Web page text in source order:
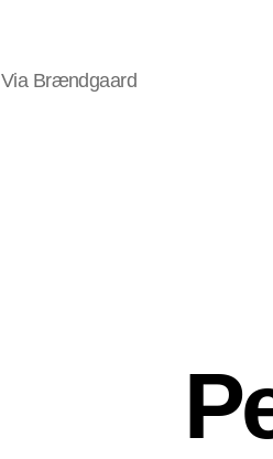
Via Brændgaard